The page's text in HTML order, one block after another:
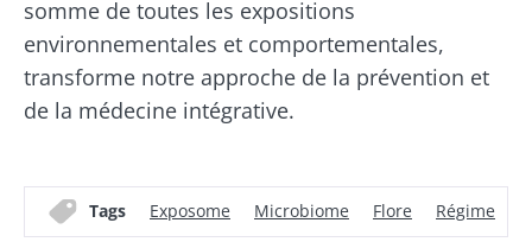
somme de toutes les expositions
environnementales et comportementales,
transforme notre approche de la prévention et
de la médecine intégrative.
Tags Exposome Microbiome Flore Régime